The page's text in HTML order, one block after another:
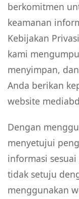
berkomitmen
keamanan
Kebijakan
kami
menyimpan,
Anda berikan
website
Dengan
menyetujui
informasi
tidak setuju
menggunakan